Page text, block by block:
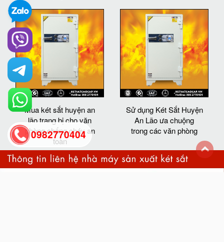
Mua két sắt huyện an
lão trang bị cho văn
phòng chống cháy an
toàn
Sử dụng Két Sắt Huyện
An Lão ưa chuộng
trong các văn phòng
0982770404
back